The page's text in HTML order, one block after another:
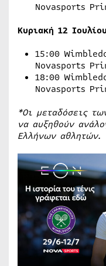
Novasports
Κυριακή 12 Ιουλίου
15:00
Novasports
18:00
Novasports
*Οι μεταδόσεις
να αυξηθούν
Ελλήνων αθλητών.